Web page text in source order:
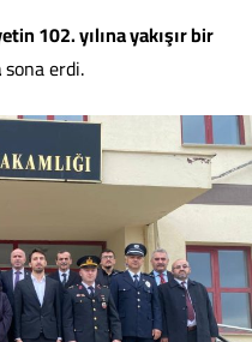
102. yılına yakışır bir
sona erdi.